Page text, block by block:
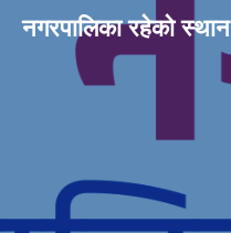
नगरपालिका रहेको स्थान